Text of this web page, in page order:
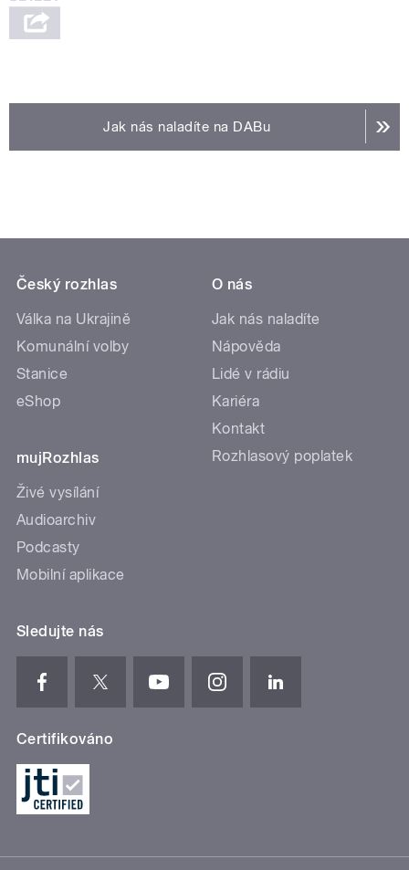
Jak nás naladíte na DABu
Český rozhlas
Válka na Ukrajině
Komunální volby
Stanice
eShop
mujRozhlas
Živé vysílání
Audioarchiv
Podcasty
Mobilní aplikace
O nás
Jak nás naladíte
Nápověda
Lidé v rádiu
Kariéra
Kontakt
Rozhlasový poplatek
Sledujte nás
Certifikováno